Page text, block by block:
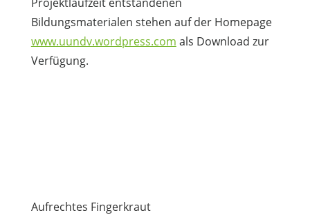
Bildungsmaterialen stehen auf der Homepage
www.uundv.wordpress.com als Download zur
Verfügung.
Aufrechtes Fingerkraut